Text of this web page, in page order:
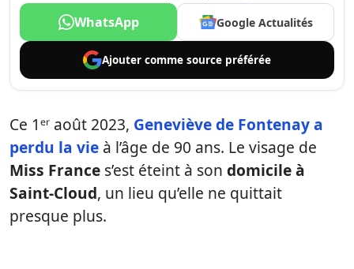
WhatsApp Google Actualités
Ajouter comme source préférée
Ce 1ᵉʳ août 2023, Geneviève de Fontenay a
perdu la vie à l’âge de 90 ans. Le visage de
Miss France s’est éteint à son domicile à
Saint-Cloud, un lieu qu’elle ne quittait
presque plus.